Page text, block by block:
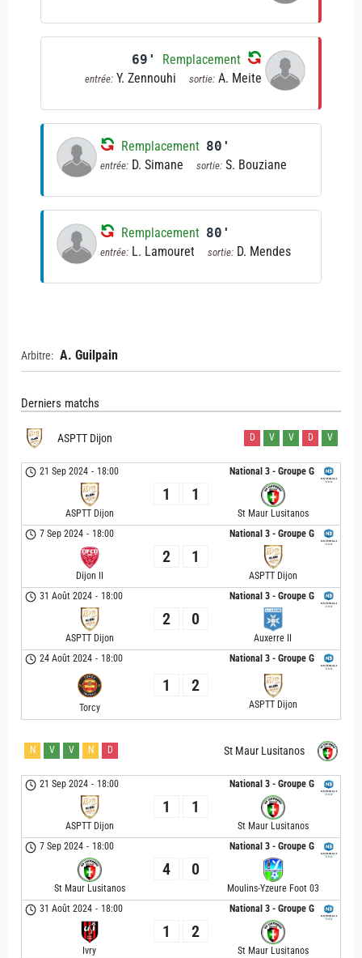
69' Remplacement
entrée: Y. Zennouhi sortie: A. Meite
Remplacement 80'
entrée: D. Simane sortie: S. Bouziane
Remplacement 80'
entrée: L. Lamouret sortie: D. Mendes
Arbitre: A. Guilpain
Derniers matchs
ASPTT Dijon D V V D V
National 3 - Groupe G
21 Sep 2024 - 18:00
ASPTT Dijon
1 1
St Maur Lusitanos
National 3 - Groupe G
7 Sep 2024 - 18:00
Dijon II
2 1
ASPTT Dijon
National 3 - Groupe G
31 Août 2024 - 18:00
ASPTT Dijon
2 0
Auxerre II
National 3 - Groupe G
24 Août 2024 - 18:00
Torcy
1 2
ASPTT Dijon
St Maur Lusitanos
N V V N D
National 3 - Groupe G
21 Sep 2024 - 18:00
ASPTT Dijon
1 1
St Maur Lusitanos
National 3 - Groupe G
7 Sep 2024 - 18:00
St Maur Lusitanos
4 0
Moulins-Yzeure Foot 03
National 3 - Groupe G
31 Août 2024 - 18:00
Ivry
1 2
St Maur Lusitanos